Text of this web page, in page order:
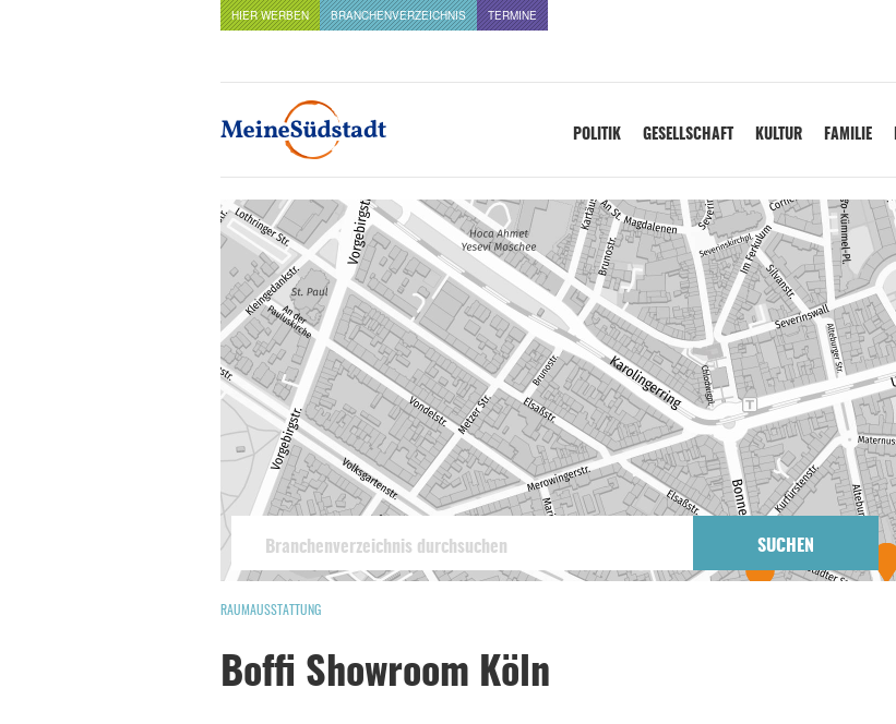
HIER WERBEN BRANCHENVERZEICHNIS TERMINE
POLITIK GESELLSCHAFT KULTUR FAMILIE
SUCHEN
RAUMAUSSTATTUNG
Boffi Showroom Köln